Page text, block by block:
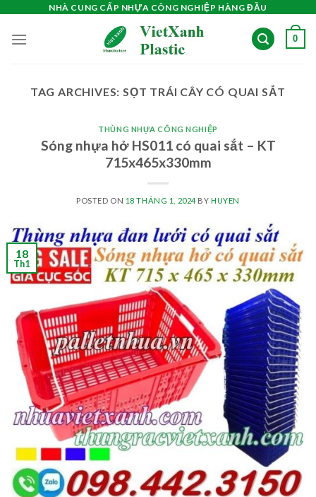
content
NHÀ CUNG CẤP NHỰA CÔNG NGHIỆP HÀNG ĐẦU
0
TAG ARCHIVES: SỌT TRÁI CÂY CÓ QUAI SẮT
THÙNG NHỰA CÔNG NGHIỆP
Sóng nhựa hở HS011 có quai sắt – KT
715x465x330mm
POSTED ON 18 THÁNG 1, 2024BY HUYEN
18
Th1